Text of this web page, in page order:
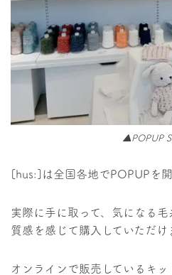
▲POPUP
[hus:]は全国各地でPOPUPを開
実際に手に取って、気になる
質感を感じて購入していただけ
オンラインで販売しているキ